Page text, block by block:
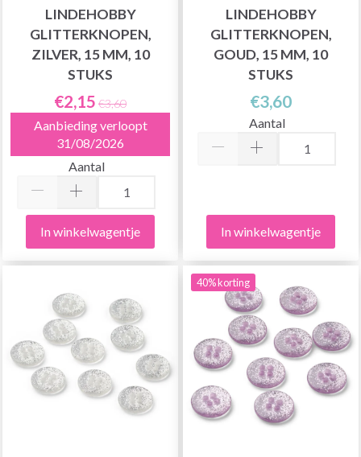
LINDEHOBBY
GLITTERKNOPEN,
ZILVER, 15 MM, 10
STUKS
€2,15 €3,60
Aanbieding verloopt
31/08/2026
Aantal
In winkelwagentje
LINDEHOBBY
GLITTERKNOPEN,
GOUD, 15 MM, 10
STUKS
€3,60
Aantal
In winkelwagentje
40% korting